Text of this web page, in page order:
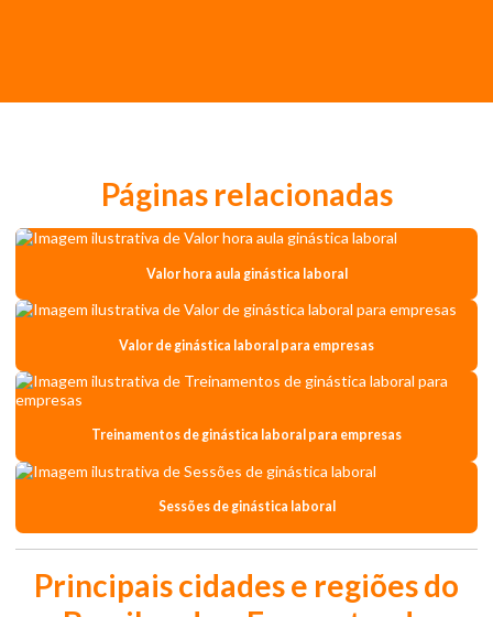
Páginas relacionadas
Valor hora aula ginástica laboral
Valor de ginástica laboral para empresas
Treinamentos de ginástica laboral para empresas
Sessões de ginástica laboral
Principais cidades e regiões do